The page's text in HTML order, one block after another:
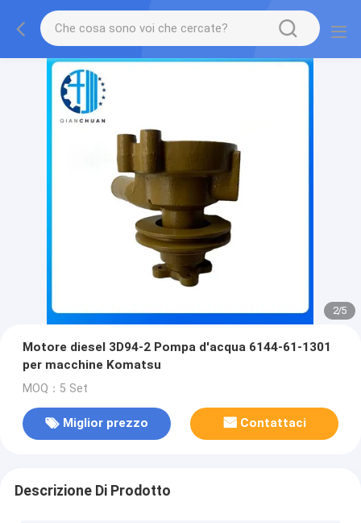
2/5
Motore diesel 3D94-2 Pompa d'acqua 6144-61-1301
per macchine Komatsu
MOQ：5 Set
Miglior prezzo Contattaci
Descrizione Di Prodotto